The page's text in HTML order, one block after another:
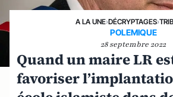
A LA UNE›DÉCRYPTAGES›
POLEMIQUE
28 septembre 2022
Quand un maire LR
favoriser